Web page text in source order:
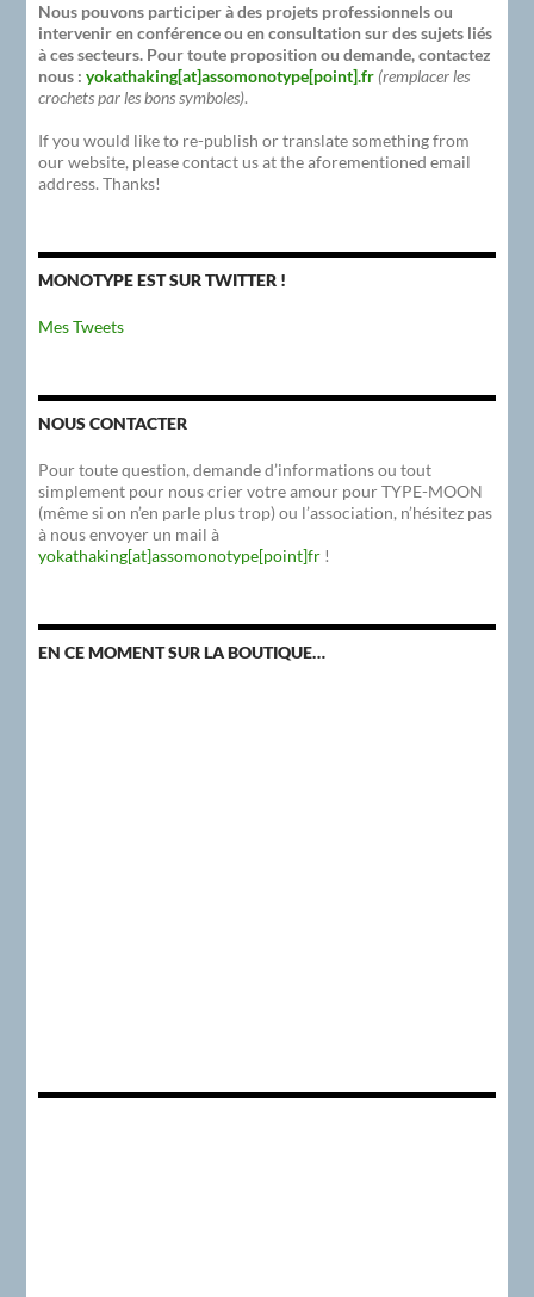
Nous pouvons participer à des projets professionnels ou
intervenir en conférence ou en consultation sur des sujets liés
à ces secteurs. Pour toute proposition ou demande, contactez
nous :yokathaking[at]assomonotype[point].fr (remplacer les
crochets par les bons symboles).
If you would like to re-publish or translate something from
our website, please contact us at the aforementioned email
address. Thanks!
MONOTYPE EST SUR TWITTER !
Mes Tweets
NOUS CONTACTER
Pour toute question, demande d’informations ou tout
simplement pour nous crier votre amour pour TYPE-MOON
(même si on n’en parle plus trop) ou l’association, n’hésitez pas
à nous envoyer un mail à
yokathaking[at]assomonotype[point]fr !
EN CE MOMENT SUR LA BOUTIQUE…